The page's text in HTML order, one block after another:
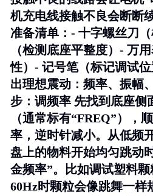
机充电线接触不良会断断
准备清单 ：- 十字螺丝刀
（检测底座平整度）- 万
性）- 记号笔（标记调试
出理想震动：频率、振幅
步：调频率 先找到底座侧
（通常标有“FREQ”），
率，逆时针减小。从低频
盘上的物料开始均匀跳动
金频率”。比如调试塑料
60Hz时颗粒会像跳舞一样